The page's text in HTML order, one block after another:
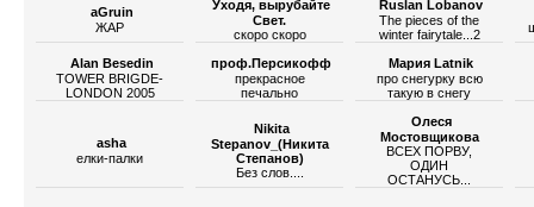
aGruin
ЖАР
Уходя, вырубайте
Свет.
скоро скоро
Ruslan Lobanov
The pieces of the
winter fairytale...2
Alan Besedin
TOWER BRIGDE-
LONDON 2005
проф.Персикофф
прекрасное
печально
Мария Latnik
про снегурку всю
такую в снегу
asha
елки-палки
Nikita
Stepanov_(Никита
Степанов)
Без слов....
Олеся
Мостовщикова
ВСЕХ ПОРВУ,
ОДИН
ОСТАНУСЬ...